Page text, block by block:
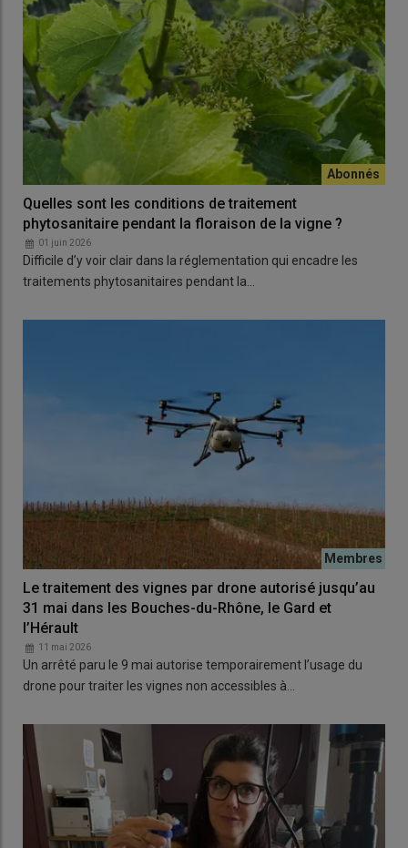
Quelles sont les conditions de traitement
phytosanitaire pendant la floraison de la vigne ?
01 juin 2026
Difficile d’y voir clair dans la réglementation qui encadre les
traitements phytosanitaires pendant la…
Le traitement des vignes par drone autorisé jusqu’au
31 mai dans les Bouches-du-Rhône, le Gard et
l’Hérault
11 mai 2026
Un arrêté paru le 9 mai autorise temporairement l’usage du
drone pour traiter les vignes non accessibles à…